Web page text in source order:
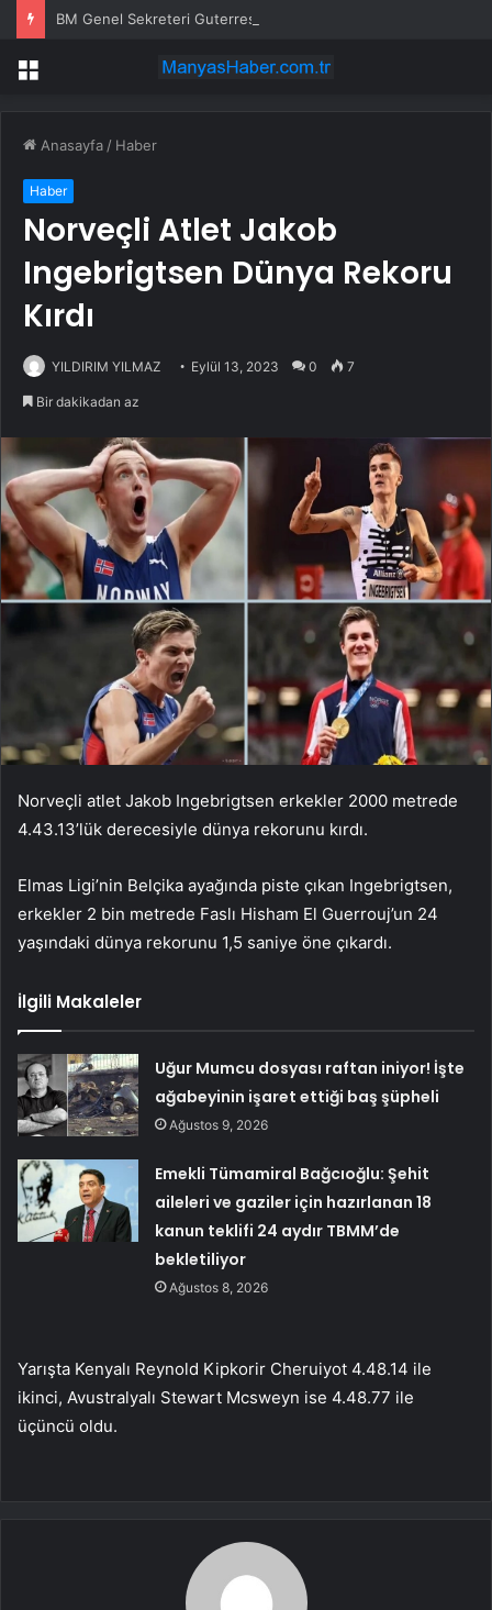
Menü
Anasayfa / Haber
Haber
Norveçli Atlet Jakob
Ingebrigtsen Dünya Rekoru
Kırdı
YILDIRIM YILMAZ Eylül 13, 2023 0 7
Bir dakikadan az
Norveçli atlet Jakob Ingebrigtsen erkekler 2000 metrede
4.43.13’lük derecesiyle dünya rekorunu kırdı.
Elmas Ligi’nin Belçika ayağında piste çıkan Ingebrigtsen,
erkekler 2 bin metrede Faslı Hisham El Guerrouj’un 24
yaşındaki dünya rekorunu 1,5 saniye öne çıkardı.
İlgili Makaleler
Uğur Mumcu dosyası raftan iniyor! İşte
ağabeyinin işaret ettiği baş şüpheli
Ağustos 9, 2026
Emekli Tümamiral Bağcıoğlu: Şehit
aileleri ve gaziler için hazırlanan 18
kanun teklifi 24 aydır TBMM’de
bekletiliyor
Ağustos 8, 2026
Yarışta Kenyalı Reynold Kipkorir Cheruiyot 4.48.14 ile
ikinci, Avustralyalı Stewart Mcsweyn ise 4.48.77 ile
üçüncü oldu.